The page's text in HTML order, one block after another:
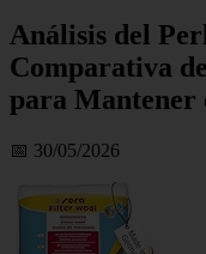
Análisis del
Comparativa
para Mantener
📅 30/05/2026